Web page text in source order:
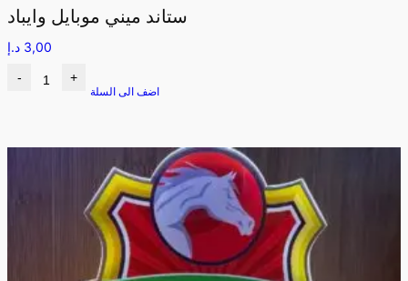
ستاند ميني موبايل وايباد
3,00 د.إ
- +
اضف الى السلة